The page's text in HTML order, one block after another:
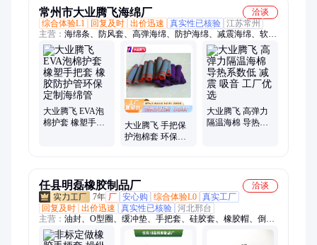
常州市大业腾飞海绵厂
洽谈
综合体验L1
回复及时 出价迅速 真实性已核验 江苏常州
主营： 海绵条、防风套、高弹海绵、防护海绵、减震海绵、软包
海绵、阻燃海绵、防震海绵、防静电泡棉、氯丁胶海绵、防滑耐
磨海绵、模压过滤海绵、密封绝缘海棉、减震复合海绵、缓冲海
绵垫圈、汽车密封垫片、隔热保温泡棉管、单双面复合海绵
大业腾飞 EVA泡
棉护套 橡塑手把
大业腾飞 手把保
护泡棉套 环保防
大业腾飞 高弹力
隔温海棉 导热系
任县明磊橡胶制品厂
洽谈
7年 厂 安心购 综合体验L0 真实工厂
回复及时 出价迅速 真实性已核验 河北邢台
主营： 油封、O型圈、缓冲垫、手把套、硅胶套、橡胶帽、倒车
块、电瓶帽、氟胶条、剥皮辊、过线圈、挡轮块、橡胶棒、水泵